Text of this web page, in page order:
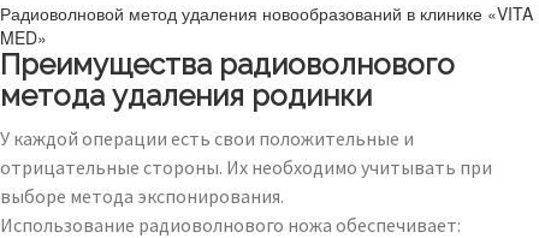
Радиоволновой метод удаления новообразований в клинике «VITA
MED»
Преимущества радиоволнового
метода удаления родинки
У каждой операции есть свои положительные и
отрицательные стороны. Их необходимо учитывать при
выборе метода экспонирования.
Использование радиоволнового ножа обеспечивает: